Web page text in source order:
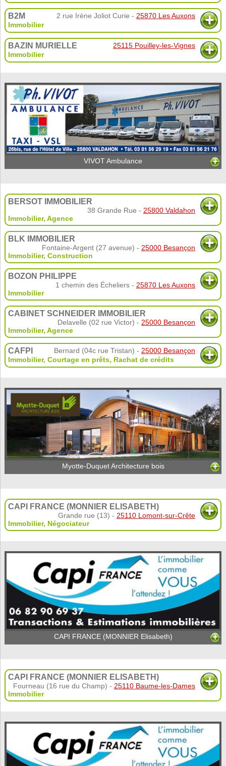
B2M 2 rue Irène Joliot Curie - 25870 Les Auxons
Immobilier
BAZIN MURIELLE
25115 Pouilley-les-Vignes
Immobilier
VIVOT Ambulance
BERSOT IMMOBILIER
38 Grande Rue - 25800 Valdahon
Immobilier, Agence
BLK IMMOBILIER
Fontaine-Argent (27 avenue) - 25000 Besançon
Immobilier, Construction
BOZON PHILIPPE
1 chemin des Écheliers - 25870 Les Auxons
Immobilier
CABINET SCHNEIDER IMMOBILIER
Delavelle (02 rue Victor) - 25000 Besançon
Immobilier, Agence
CAFPI Bernard (04c rue Tristan) - 25000 Besançon
Immobilier, Courtage en prêts, Rachat de crédits
Myotte-Duquet Architecture bois
CAPI FRANCE (MONNIER ELISABETH)
Grande rue (13) - 25110 Lomont-sur-Crête
Immobilier, Négociateur
CAPI FRANCE (MONNIER Elisabeth)
CAPI FRANCE (MONNIER ELISABETH)
Fourneau (16 rue du Champ) - 25110 Baume-les-Dames
Immobilier